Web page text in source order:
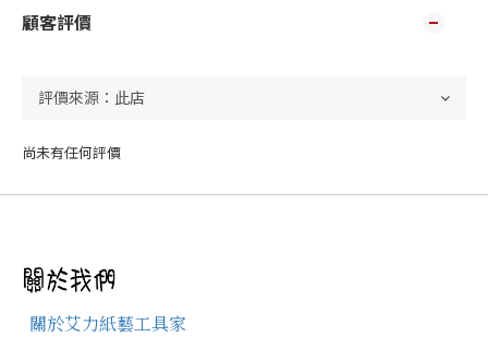
顧客評價
尚未有任何評價
關於艾力紙藝工具家